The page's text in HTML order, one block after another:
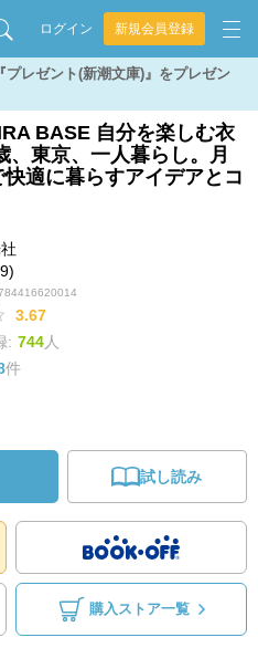
ログイン 新規会員登録
プレゼント(新潮文庫)』をプレゼン
BASE 自分を楽しむ衣
、東京、一人暮らし。月
快適に暮らすアイデアとコ
3.67
: 744人
件
試し読み
購入ストア一覧